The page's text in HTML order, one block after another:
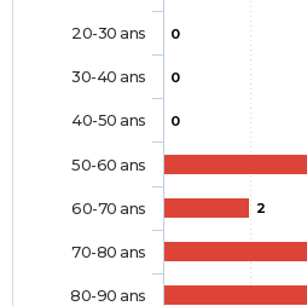
0
0
0
2
20-30 ans
30-40 ans
40-50 ans
50-60 ans
60-70 ans
70-80 ans
80-90 ans